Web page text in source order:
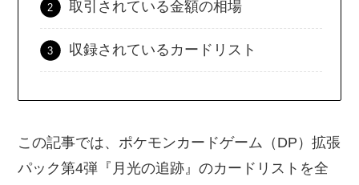
取引されている金額の相場
収録されているカードリスト
この記事では、ポケモンカードゲーム（DP）拡張
パック第4弾『月光の追跡』のカードリストを全